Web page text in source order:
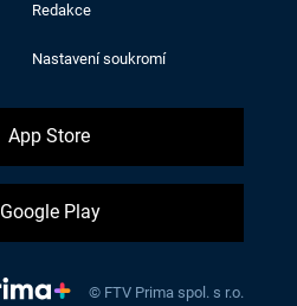
Redakce
Nastavení soukromí
App Store
Google Play
© FTV Prima spol. s r.o.